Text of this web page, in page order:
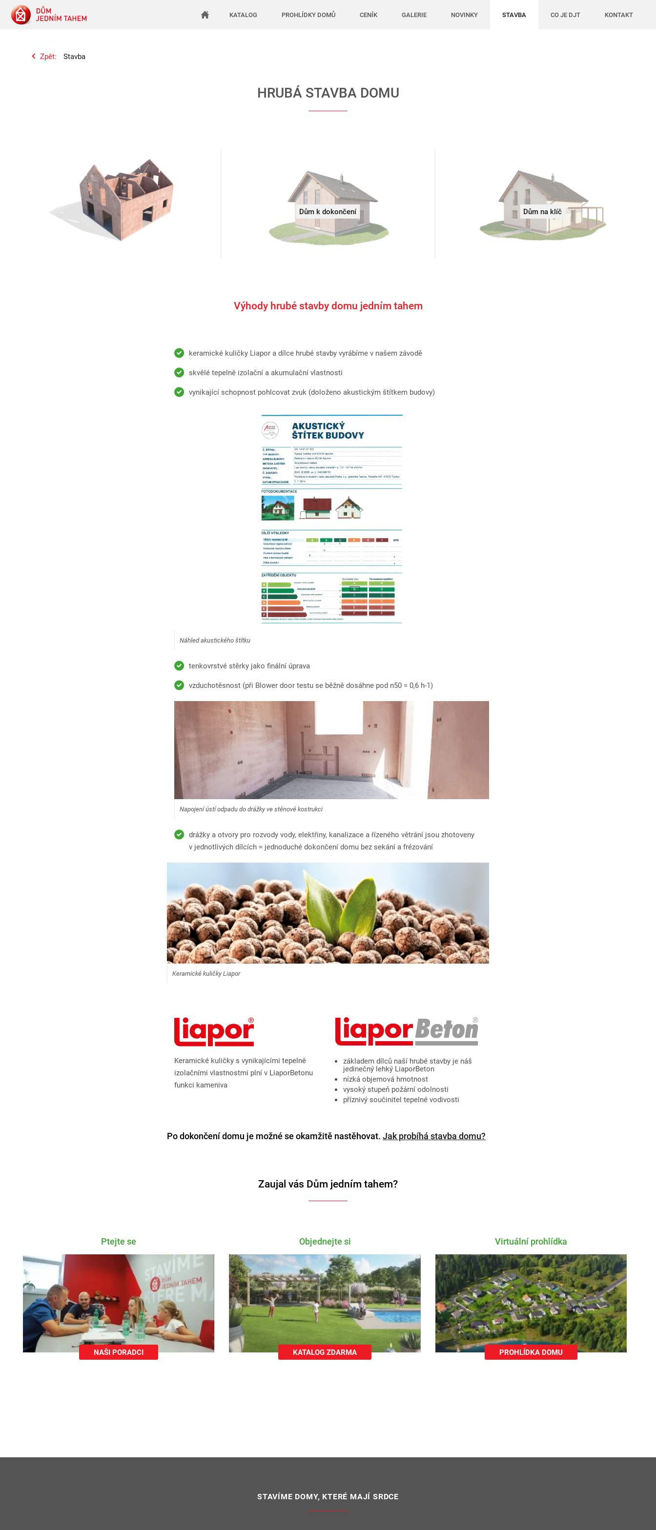
KATALOG PROHLÍDKY DOMŮ CENÍK GALERIE NOVINKY STAVBA CO JE DJT KONTAKT
Zpět: Stavba
HRUBÁ STAVBA DOMU
Dům k dokončení Dům na klíč
Výhody hrubé stavby domu jedním tahem
keramické kuličky Liapor a dílce hrubé stavby vyrábíme v našem závodě
skvělé tepelně izolační a akumulační vlastnosti
vynikající schopnost pohlcovat zvuk (doloženo akustickým štítkem budovy)
Náhled akustického štítku
tenkovrstvé stěrky jako finální úprava
vzduchotěsnost (při Blower door testu se běžně dosáhne pod n50 = 0,6 h-1)
Napojení ústí odpadu do drážky ve stěnové kostrukci
drážky a otvory pro rozvody vody, elektřiny, kanalizace a řízeného větrání jsou zhotoveny
v jednotlivých dílcích = jednoduché dokončení domu bez sekání a frézování
Keramické kuličky Liapor
Keramické kuličky s vynikajícími tepelně
izolačními vlastnostmi plní v LiaporBetonu
funkci kameniva
základem dílců naší hrubé stavby je náš
jedinečný lehký LiaporBeton
nízká objemová hmotnost
vysoký stupeň požární odolnosti
příznivý součinitel tepelné vodivosti
Po dokončení domu je možné se okamžitě nastěhovat. Jak probíhá stavba domu?
Zaujal vás Dům jedním tahem?
Ptejte se
NAŠI PORADCI
Objednejte si
KATALOG ZDARMA
Virtuální prohlídka
PROHLÍDKA DOMU
STAVÍME DOMY, KTERÉ MAJÍ SRDCE